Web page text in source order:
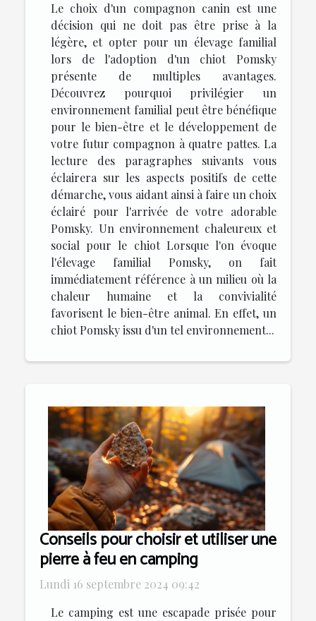
Le choix d'un compagnon canin est une
décision qui ne doit pas être prise à la
légère, et opter pour un élevage familial
lors de l'adoption d'un chiot Pomsky
présente de multiples avantages.
Découvrez pourquoi privilégier un
environnement familial peut être bénéfique
pour le bien-être et le développement de
votre futur compagnon à quatre pattes. La
lecture des paragraphes suivants vous
éclairera sur les aspects positifs de cette
démarche, vous aidant ainsi à faire un choix
éclairé pour l'arrivée de votre adorable
Pomsky. Un environnement chaleureux et
social pour le chiot Lorsque l'on évoque
l'élevage familial Pomsky, on fait
immédiatement référence à un milieu où la
chaleur humaine et la convivialité
favorisent le bien-être animal. En effet, un
chiot Pomsky issu d'un tel environnement...
Conseils pour choisir et utiliser une
pierre à feu en camping
Lundi 16 septembre 2024 09:42
Le camping est une escapade prisée pour